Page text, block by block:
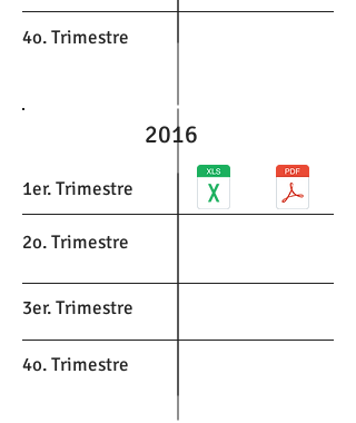
4o. Trimestre
2016
1er. Trimestre
2o. Trimestre
3er. Trimestre
4o. Trimestre